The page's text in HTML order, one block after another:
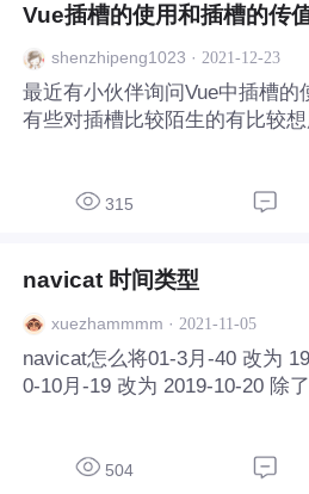
还有应用中间件等等。常见的主
件有：RabbitMQ, Kafka,
的主流缓存中间件有：Redis,
(其中Redis使用更为广泛和普
多开发.
Vue插槽的使用和插槽的传
shenzhipeng1023 · 2021-12-23
最近有小伙伴询问Vue中插槽的
有些对插槽比较陌生的有比较
但是有些小伙伴就是不爱看官
分类，插槽分为默认插槽（这个
不一样的，但是都是一个东西，
惯成为默认插槽）、具名插槽和
槽。下边将对这几个插槽的基
单实例，讲解谈不上就是基础的
315
navicat 时间类型
xuezhammmm · 2021-11-05
navicat怎么将01-3月-40 改为
0-10月-19 改为 2019-10-20 除了
504